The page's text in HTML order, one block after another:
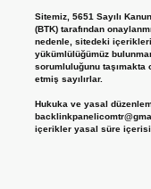
Sitemiz, 5651 Sayılı
(BTK) tarafından
nedenle, sitedeki
yükümlülüğümüz
sorumluluğunu taşımakta
etmiş sayılırlar.
Hukuka ve yasal
içerikler yasal süre